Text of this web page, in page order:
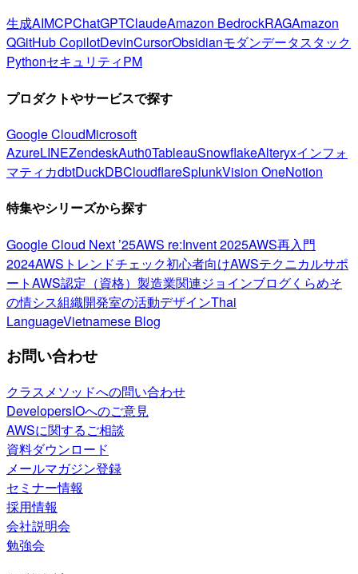
生成AIMCPChatGPTClaudeAmazon BedrockRAGAmazon
QGitHub CopilotDevinCursorObsidianモダンデータスタック
PythonセキュリティPM
プロダクトやサービスで探す
Google CloudMicrosoft
AzureLINEZendeskAuth0TableauSnowflakeAlteryxインフォ
マティカdbtDuckDBCloudflareSplunkVision OneNotion
特集やシリーズから探す
Google Cloud Next ’25AWS re:Invent 2025AWS再入門
2024AWSトレンドチェック初心者向けAWSテクニカルサポ
ートAWS認定（資格） 製造業関連ジョインブログくらめそ
の情シス組織開発室の活動デザインThai
LanguageVietnamese Blog
お問い合わせ
クラスメソッドへの問い合わせ
DevelopersIOへのご意見
AWSに関するご相談
資料ダウンロード
メールマガジン登録
セミナー情報
採用情報
会社説明会
勉強会